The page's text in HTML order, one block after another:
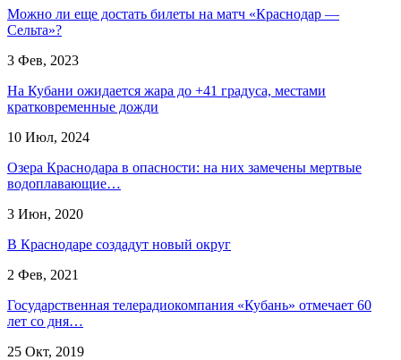
Можно ли еще достать билеты на матч «Краснодар —
Сельта»?
3 Фев, 2023
На Кубани ожидается жара до +41 градуса, местами
кратковременные дожди
10 Июл, 2024
Озера Краснодара в опасности: на них замечены мертвые
водоплавающие…
3 Июн, 2020
В Краснодаре создадут новый округ
2 Фев, 2021
Государственная телерадиокомпания «Кубань» отмечает 60
лет со дня…
25 Окт, 2019